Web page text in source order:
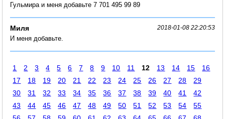
Гульмира и меня добавьте 7 701 495 99 89
Миля 2018-01-08 22:20:53
И меня добавьте.
1 2 3 4 5 6 7 8 9 10 11 12 13 14 15
16
17
18 19 20 21 22 23 24 25 26 27 28
29
30
31 32 33 34 35 36 37 38 39 40 41
42
43
44 45 46 47 48 49 50 51 52 53 54
55